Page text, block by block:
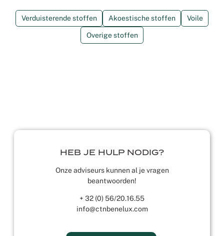
Verduisterende stoffen Akoestische stoffen Voile
Overige stoffen
HEB JE HULP NODIG?
Onze adviseurs kunnen al je vragen
beantwoorden!
+ 32 (0) 56/20.16.55
info@ctnbenelux.com